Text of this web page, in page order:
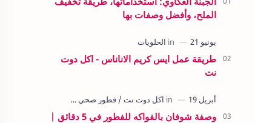
الملح، وأفضل وصفات بها
طريقة عمل ايس كريم الاناناس - اكل دوت
نت
وصفة شوفان بالفواكه للفطور في 5 دقائق |